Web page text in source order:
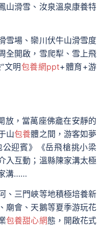
山滑雪、汝泉溫泉康養特
雪場、欒川伏牛山滑雪度
全開啟，雪爬犁、雪上飛
文明包養網ppt+體育+游
，當萬座佛龕在安靜的
山包養體之間，游客如夢
迎賓》《岳飛槍挑小梁
入互動；溫縣陳家溝太極
溝……
三門峽等地積極培養新
廟會、天鵝等夏季游玩花
包養甜心網態，開啟花式